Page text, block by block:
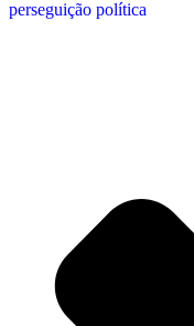
perseguição política